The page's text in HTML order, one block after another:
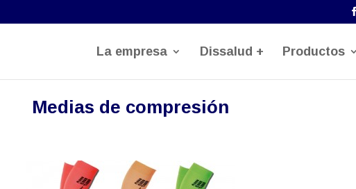
La empresa Dissalud + Productos
Medias de compresión